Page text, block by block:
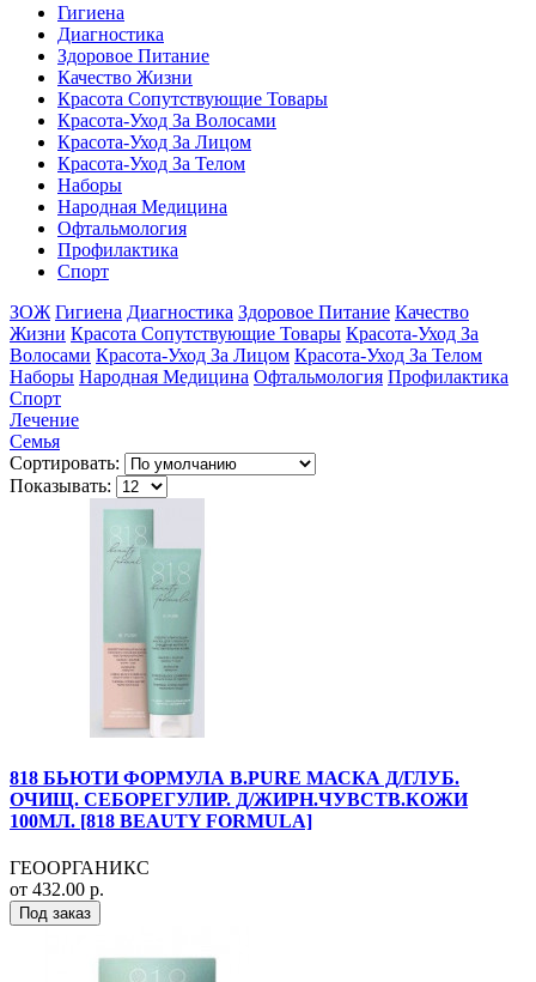
Гигиена
Диагностика
Здоровое Питание
Качество Жизни
Красота Сопутствующие Товары
Красота-Уход За Волосами
Красота-Уход За Лицом
Красота-Уход За Телом
Наборы
Народная Медицина
Офтальмология
Профилактика
Спорт
ЗОЖ Гигиена Диагностика Здоровое Питание Качество
Жизни Красота Сопутствующие Товары Красота-Уход За
Волосами Красота-Уход За Лицом Красота-Уход За Телом
Наборы Народная Медицина Офтальмология Профилактика
Спорт
Лечение
Семья
Сортировать:
Показывать:
818 БЬЮТИ ФОРМУЛА B.PURE МАСКА Д/ГЛУБ.
ОЧИЩ. СЕБОРЕГУЛИР. Д/ЖИРН.ЧУВСТВ.КОЖИ
100МЛ. [818 BEAUTY FORMULA]
ГЕООРГАНИКС
от 432.00 р.
Под заказ